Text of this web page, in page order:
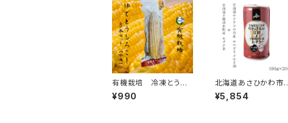
有機栽培 冷凍とうも
ろこし 3本セット 食べ応
え抜群 食味にこだわり
¥990
北海道あさひかわ市
ゆめぴりか×十勝清水
あずき 甘酒 20本セ
¥5,854